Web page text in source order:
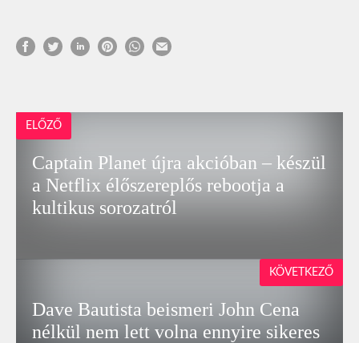
ELŐZŐ
Captain Planet újra akcióban – készül
a Netflix élőszereplős rebootja a
kultikus sorozatról
Dave Bautista beismeri John Cena
nélkül nem lett volna ennyire sikeres
KÖVETKEZŐ